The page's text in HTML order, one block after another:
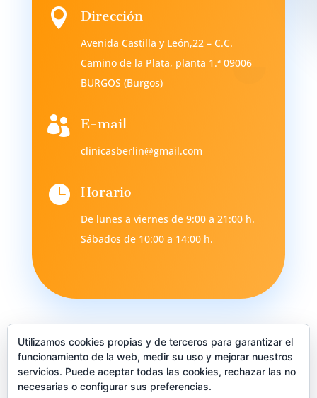
 Dirección
Avenida Castilla y León,22 – C.C.
Camino de la Plata, planta 1.ª 09006
BURGOS (Burgos)
 E-mail
clinicasberlin@gmail.com
 Horario
De lunes a viernes de 9:00 a 21:00 h.
Sábados de 10:00 a 14:00 h.
Utilizamos cookies propias y de terceros para garantizar el
funcionamiento de la web, medir su uso y mejorar nuestros
servicios. Puede aceptar todas las cookies, rechazar las no
necesarias o configurar sus preferencias.